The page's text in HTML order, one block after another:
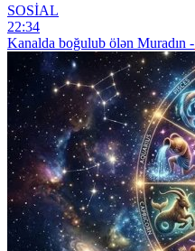
SOSİAL
22:34
Kanalda boğulub ölən Muradın -